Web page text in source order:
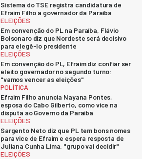
Sistema do TSE registra candidatura de
Efraim Filho a governador da Paraíba
ELEIÇÕES
Em convenção do PL na Paraíba, Flávio
Bolsonaro diz que Nordeste será decisivo
para elegê-lo presidente
ELEIÇÕES
Em convenção do PL, Efraim diz confiar ser
eleito governador no segundo turno:
"vamos vencer as eleições"
POLÍTICA
Efraim Filho anuncia Nayana Pontes,
esposa do Cabo Gilberto, como vice na
disputa ao Governo da Paraíba
ELEIÇÕES
Sargento Neto diz que PL tem bons nomes
para vice de Efraim e espera resposta de
Juliana Cunha Lima: "grupo vai decidir"
ELEIÇÕES